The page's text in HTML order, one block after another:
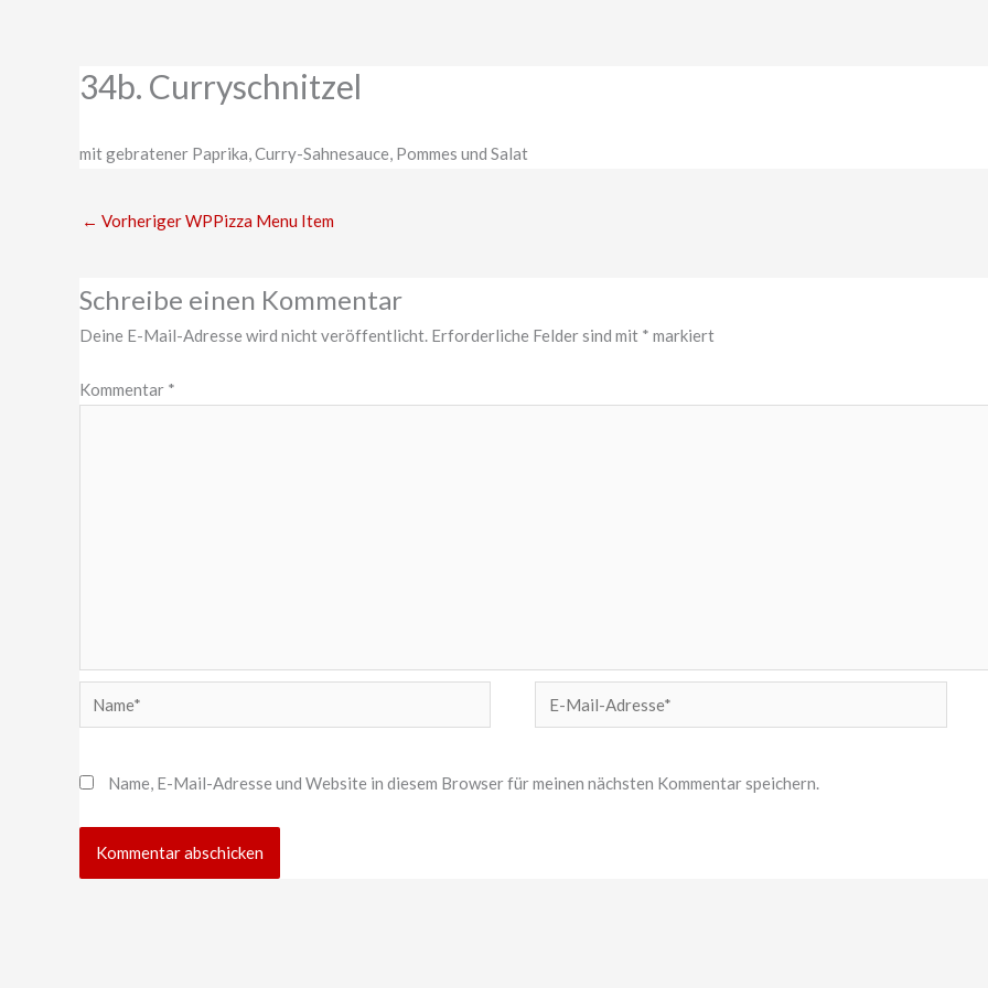
34b. Curryschnitzel
mit gebratener Paprika, Curry-Sahnesauce, Pommes und Salat
← Vorheriger WPPizza Menu Item
Schreibe einen Kommentar
Deine E-Mail-Adresse wird nicht veröffentlicht. Erforderliche Felder sind mit * markiert
Kommentar *
Name*
E-
Mail-
Name, E-Mail-Adresse und Website in diesem Browser für meinen nächsten Kommentar speichern.